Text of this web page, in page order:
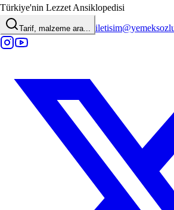
Türkiye'nin Lezzet Ansiklopedisi
Tarif, malzeme ara...